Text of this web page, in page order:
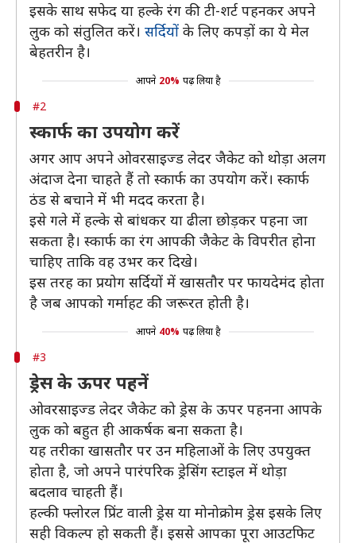
इसके साथ सफेद या हल्के रंग की टी-शर्ट पहनकर अपने
लुक को संतुलित करें। सर्दियों के लिए कपड़ों का ये मेल
बेहतरीन है।
आपने 20% पढ़ लिया है
#2
स्कार्फ का उपयोग करें
अगर आप अपने ओवरसाइज्ड लेदर जैकेट को थोड़ा अलग
अंदाज देना चाहते हैं तो स्कार्फ का उपयोग करें। स्कार्फ
ठंड से बचाने में भी मदद करता है।
इसे गले में हल्के से बांधकर या ढीला छोड़कर पहना जा
सकता है। स्कार्फ का रंग आपकी जैकेट के विपरीत होना
चाहिए ताकि वह उभर कर दिखे।
इस तरह का प्रयोग सर्दियों में खासतौर पर फायदेमंद होता
है जब आपको गर्माहट की जरूरत होती है।
आपने 40% पढ़ लिया है
#3
ड्रेस के ऊपर पहनें
ओवरसाइज्ड लेदर जैकेट को ड्रेस के ऊपर पहनना आपके
लुक को बहुत ही आकर्षक बना सकता है।
यह तरीका खासतौर पर उन महिलाओं के लिए उपयुक्त
होता है, जो अपने पारंपरिक ड्रेसिंग स्टाइल में थोड़ा
बदलाव चाहती हैं।
हल्की फ्लोरल प्रिंट वाली ड्रेस या मोनोक्रोम ड्रेस इसके लिए
सही विकल्प हो सकती हैं। इससे आपका पूरा आउटफिट